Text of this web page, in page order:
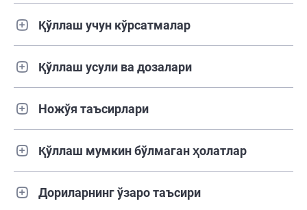
Қўллаш учун кўрсатмалар
Қўллаш усули ва дозалари
Ножўя таъсирлари
Қўллаш мумкин бўлмаган ҳолатлар
Дориларнинг ўзаро таъсири